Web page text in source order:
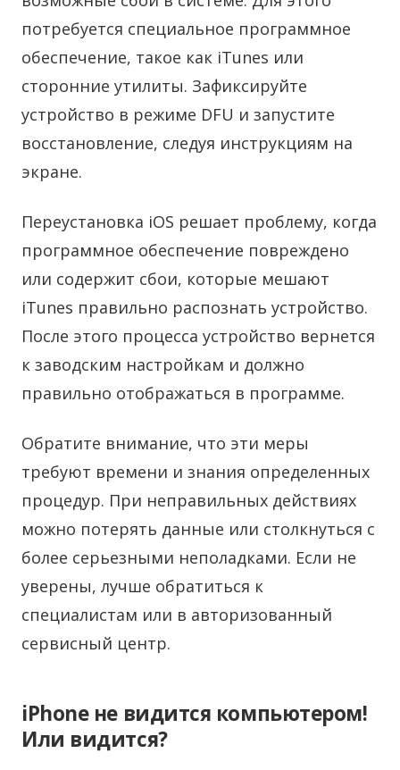
потребуется специальное программное
обеспечение, такое как iTunes или
сторонние утилиты. Зафиксируйте
устройство в режиме DFU и запустите
восстановление, следуя инструкциям на
экране.
Переустановка iOS решает проблему, когда
программное обеспечение повреждено
или содержит сбои, которые мешают
iTunes правильно распознать устройство.
После этого процесса устройство вернется
к заводским настройкам и должно
правильно отображаться в программе.
Обратите внимание, что эти меры
требуют времени и знания определенных
процедур. При неправильных действиях
можно потерять данные или столкнуться с
более серьезными неполадками. Если не
уверены, лучше обратиться к
специалистам или в авторизованный
сервисный центр.
iPhone не видится компьютером!
Или видится?